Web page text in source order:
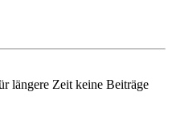
längere Zeit keine Beiträge